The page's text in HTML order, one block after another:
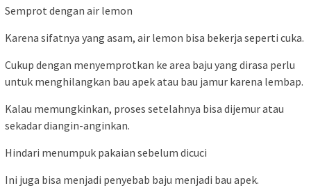
Semprot dengan air lemon
Karena sifatnya yang asam, air lemon bisa bekerja seperti cuka.
Cukup dengan menyemprotkan ke area baju yang dirasa perlu
untuk menghilangkan bau apek atau bau jamur karena lembap.
Kalau memungkinkan, proses setelahnya bisa dijemur atau
sekadar diangin-anginkan.
Hindari menumpuk pakaian sebelum dicuci
Ini juga bisa menjadi penyebab baju menjadi bau apek.